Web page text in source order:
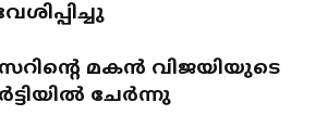
മകന്‍ വിജയിയുടെ
ചേര്‍ന്നു